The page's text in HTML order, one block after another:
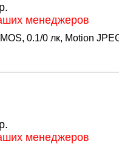
менеджеров
0.1/0 лк, Motion
менеджеров